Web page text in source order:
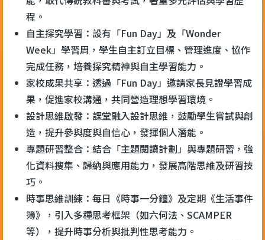
程。
自主探究學習：設有「Fun Day」及「Wonder
Week」學習周，學生自主訂立目標、管理進度、協作
完成任務，培養探究精神與自主學習能力。
家校成果共享：透過「Fun Day」邀請家長見證學習成
果，促進家校溝通，共同營造理想學習環境。
設計思維啟發：課堂融入設計思維，鼓勵學生嘗試與創
造，提升參與度與自信心，發揮個人潛能。
專題研習整合：結合「主題閱讀計劃」與專題研習，強
化資料搜集、歸納與應用能力，發展高階思維及研習技
巧。
時事思維訓練：每日《時事一分鐘》及定期《生活事件
簿》，引入多種思考框架（如六何法、SCAMPER
等），提升時事分析與批判性思考能力。